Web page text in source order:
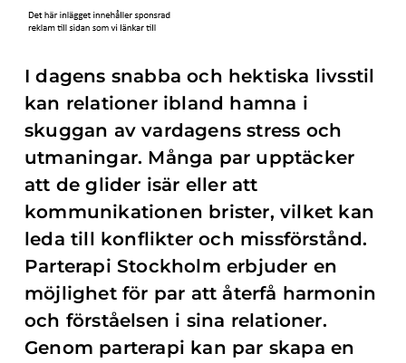
I dagens snabba och hektiska livsstil
kan relationer ibland hamna i
skuggan av vardagens stress och
utmaningar. Många par upptäcker
att de glider isär eller att
kommunikationen brister, vilket kan
leda till konflikter och missförstånd.
Parterapi Stockholm erbjuder en
möjlighet för par att återfå harmonin
och förståelsen i sina relationer.
Genom parterapi kan par skapa en